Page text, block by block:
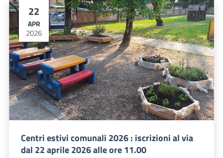
22
APR
2026
Centri estivi comunali 2026 : iscrizioni al via
dal 22 aprile 2026 alle ore 11.00